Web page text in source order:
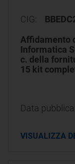
CIG:
Affidamento
Informatica
c. della
15 kit
Data
VISUALIZZA